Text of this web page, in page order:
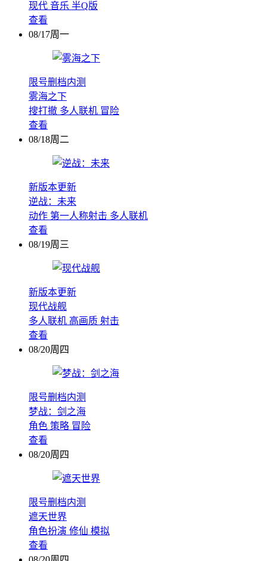
现代 音乐 半Q版
查看
08/17周一
限号删档内测
雾海之下
搜打撤 多人联机 冒险
查看
08/18周二
新版本更新
逆战：未来
动作 第一人称射击 多人联机
查看
08/19周三
新版本更新
现代战舰
多人联机 高画质 射击
查看
08/20周四
限号删档内测
梦战：剑之海
角色 策略 冒险
查看
08/20周四
限号删档内测
遮天世界
角色扮演 修仙 模拟
查看